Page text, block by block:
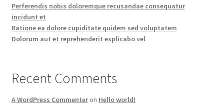
Perferendis nobis doloremque recusandae consequatur
incidunt et
Ratione ea dolore cupiditate quidem sed voluptatem
Dolorum aut et reprehenderit explicabo vel
Recent Comments
A WordPress Commenteron Hello world!